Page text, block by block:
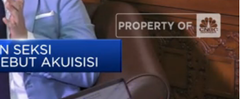
Merangkap Anggota Dewan Komisioner OJK, Heru
(Kamis, 07/07/2022)